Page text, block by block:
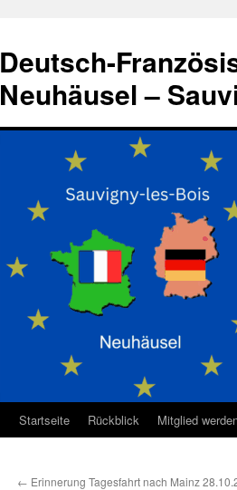
springen
Deutsch-
Neuhäusel –
Startseite Rückblick Mitglied
← Erinnerung Tagesfahrt nach Mainz